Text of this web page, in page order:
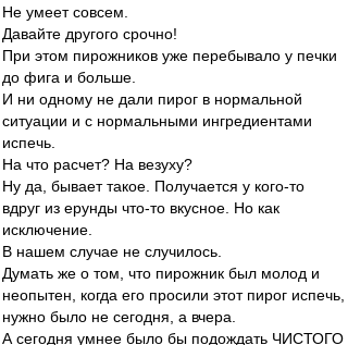
Не умеет совсем.
Давайте другого срочно!
При этом пирожников уже перебывало у печки
до фига и больше.
И ни одному не дали пирог в нормальной
ситуации и с нормальными ингредиентами
испечь.
На что расчет? На везуху?
Ну да, бывает такое. Получается у кого-то
вдруг из ерунды что-то вкусное. Но как
исключение.
В нашем случае не случилось.
Думать же о том, что пирожник был молод и
неопытен, когда его просили этот пирог испечь,
нужно было не сегодня, а вчера.
А сегодня умнее было бы подождать ЧИСТОГО